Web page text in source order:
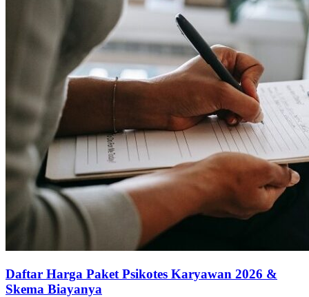
Daftar Harga Paket Psikotes Karyawan 2026 &
Skema Biayanya